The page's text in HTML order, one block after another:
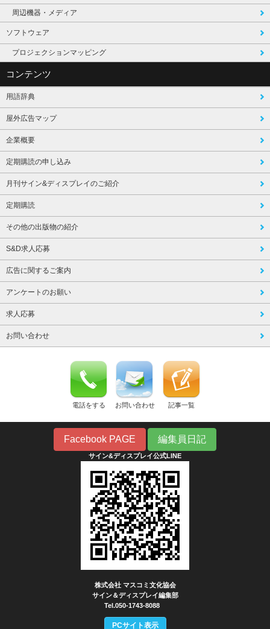
周辺機器・メディア
ソフトウェア
プロジェクションマッピング
コンテンツ
用語辞典
屋外広告マップ
企業概要
定期購読の申し込み
月刊サイン&ディスプレイのご紹介
定期購読
その他の出版物の紹介
S&D求人応募
広告に関するご案内
アンケートのお願い
求人応募
お問い合わせ
電話をする お問い合わせ 記事一覧
Facebook PAGE 編集員日記
サイン&ディスプレイ公式LINE
株式会社 マスコミ文化協会
サイン＆ディスプレイ編集部
Tel.050-1743-8088
PCサイト表示